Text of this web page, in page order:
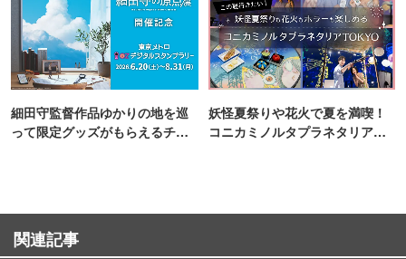
細田守監督作品ゆかりの地を巡
って限定グッズがもらえるチャ
妖怪夏祭りや花火で夏を満喫！
コニカミノルタプラネタリア
関連記事